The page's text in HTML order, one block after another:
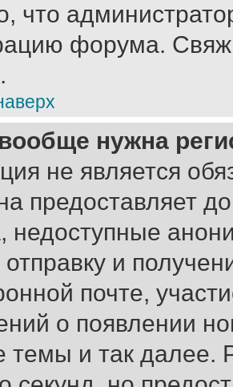
что
форума.
нужна
не является
предоставляет
недоступные
и
почте,
о появлении
и так далее.